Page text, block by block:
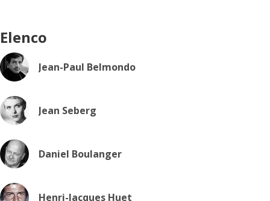
Elenco
Jean-Paul Belmondo
Jean Seberg
Daniel Boulanger
Henri-Jacques Huet